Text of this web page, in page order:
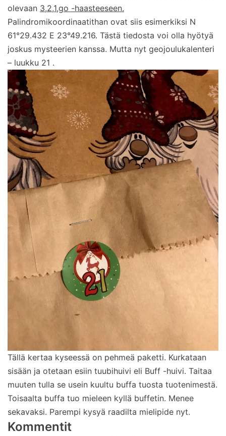
olevaan 3,2,1,go -haasteeseen.
Palindromikoordinaatithan ovat siis esimerkiksi N
61°29.432 E 23°49.216. Tästä tiedosta voi olla hyötyä
joskus mysteerien kanssa. Mutta nyt geojoulukalenteri
– luukku 21 .
Tällä kertaa kyseessä on pehmeä paketti. Kurkataan
sisään ja otetaan esiin tuubihuivi eli Buff -huivi. Taitaa
muuten tulla se usein kuultu buffa tuosta tuotenimestä.
Toisaalta buffa tuo mieleen kyllä buffetin. Menee
sekavaksi. Parempi kysyä raadilta mielipide nyt.
Kommentit